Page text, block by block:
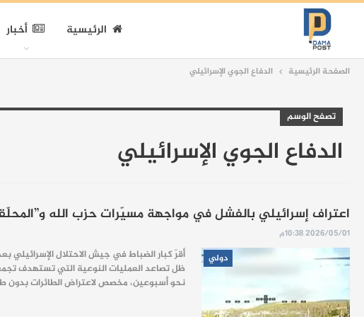
الرئيسية أخبار
الصفحة الرئيسية الدفاع الجوي الإسرائيلي
تصفح الوسم
الدفاع الجوي الإسرائيلي
اعتراف إسرائيلي بالفشل في مواجهة مسيّرات حزب الله
2026/05/01 10:38م
دولي
أقرّ كبار الضباط في جيش الاحتلال الإسرائيلي
ظل تصاعد العمليات النوعية التي تستهدف
نحو أسبوعين، مخصص لاعتراض الطائرات بدون